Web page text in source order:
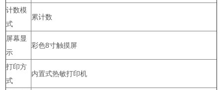
计数模
式
累计数
屏幕显
示
彩色8寸触摸屏
打印方
式
内置式热敏打印机